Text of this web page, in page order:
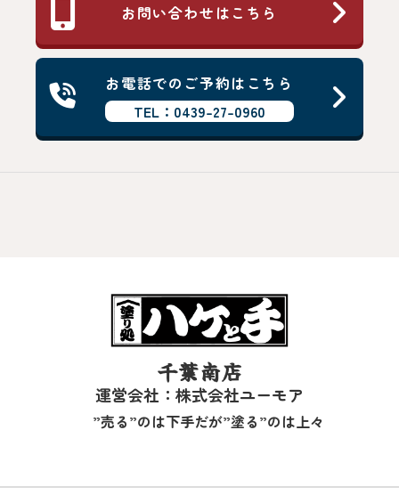
お問い合わせはこちら
お電話でのご予約はこちら
TEL：0439-27-0960
千葉南店
運営会社：株式会社ユーモア
”売る”のは下手だが”塗る”のは上々